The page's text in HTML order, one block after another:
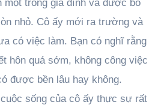
một trong gia đình và được bố
nhỏ. Cô ấy mới ra trường và
có việc làm. Bạn có nghĩ rằng
hôn quá sớm, không công việc
được bền lâu hay không.
sống của cô ấy thực sự rất